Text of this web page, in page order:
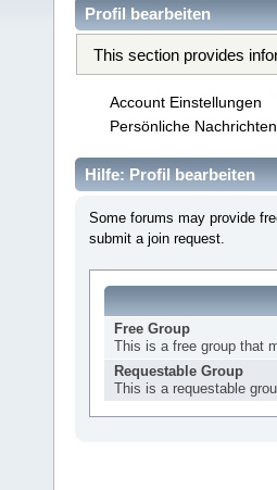
Profil bearbeiten
This section provides
Account Einstellungen
Persönliche Nachrichten
Hilfe: Profil bearbeiten
Some forums may provide
submit a join request.
Free Group
This is a free group that
Requestable Group
This is a requestable